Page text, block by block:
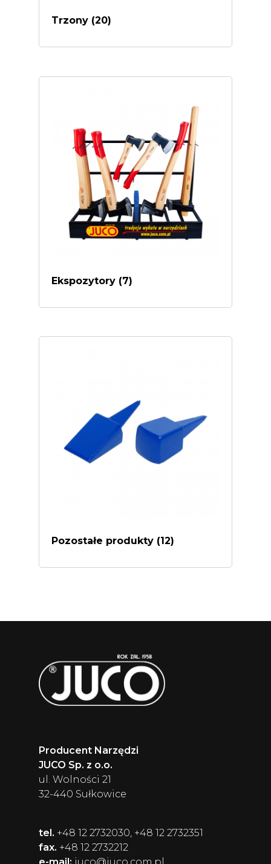
Trzony (20)
Ekspozytory (7)
Pozostałe produkty (12)
Producent Narzędzi
JUCO Sp. z o.o.
ul. Wolności 21
32-440 Sułkowice
tel. +48 12 2732030, +48 12 2732351
fax. +48 12 2732212